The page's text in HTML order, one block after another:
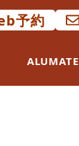
予約
ALUMATE